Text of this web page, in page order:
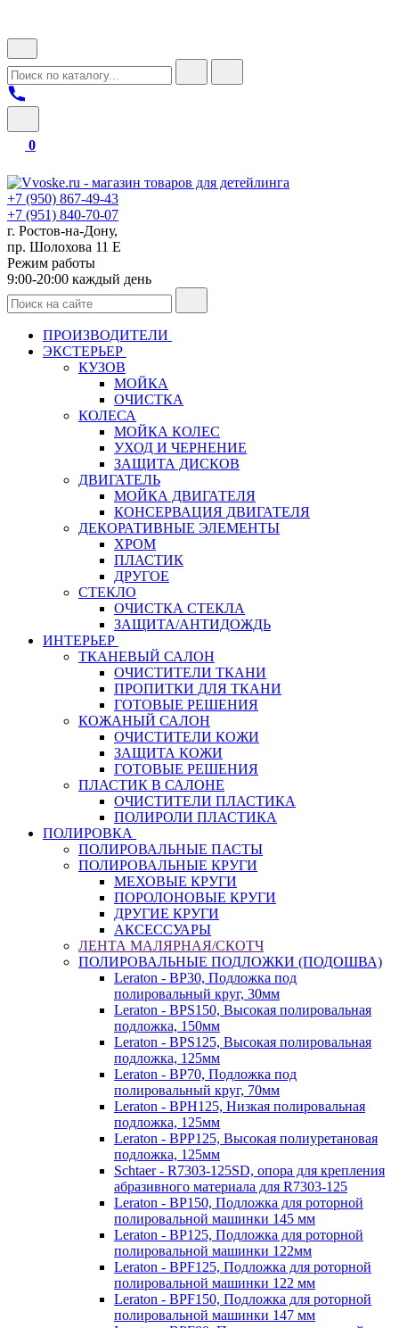
0
+7 (950) 867-49-43
+7 (951) 840-70-07
г. Ростов-на-Дону,
пр. Шолохова 11 Е
Режим работы
9:00-20:00 каждый день
ПРОИЗВОДИТЕЛИ
ЭКСТЕРЬЕР
КУЗОВ
МОЙКА
ОЧИСТКА
КОЛЕСА
МОЙКА КОЛЕС
УХОД И ЧЕРНЕНИЕ
ЗАЩИТА ДИСКОВ
ДВИГАТЕЛЬ
МОЙКА ДВИГАТЕЛЯ
КОНСЕРВАЦИЯ ДВИГАТЕЛЯ
ДЕКОРАТИВНЫЕ ЭЛЕМЕНТЫ
ХРОМ
ПЛАСТИК
ДРУГОЕ
СТЕКЛО
ОЧИСТКА СТЕКЛА
ЗАЩИТА/АНТИДОЖДЬ
ИНТЕРЬЕР
ТКАНЕВЫЙ САЛОН
ОЧИСТИТЕЛИ ТКАНИ
ПРОПИТКИ ДЛЯ ТКАНИ
ГОТОВЫЕ РЕШЕНИЯ
КОЖАНЫЙ САЛОН
ОЧИСТИТЕЛИ КОЖИ
ЗАЩИТА КОЖИ
ГОТОВЫЕ РЕШЕНИЯ
ПЛАСТИК В САЛОНЕ
ОЧИСТИТЕЛИ ПЛАСТИКА
ПОЛИРОЛИ ПЛАСТИКА
ПОЛИРОВКА
ПОЛИРОВАЛЬНЫЕ ПАСТЫ
ПОЛИРОВАЛЬНЫЕ КРУГИ
МЕХОВЫЕ КРУГИ
ПОРОЛОНОВЫЕ КРУГИ
ДРУГИЕ КРУГИ
АКСЕССУАРЫ
ЛЕНТА МАЛЯРНАЯ/СКОТЧ
ПОЛИРОВАЛЬНЫЕ ПОДЛОЖКИ (ПОДОШВА)
Leraton - BP30, Подложка под
полировальный круг, 30мм
Leraton - BPS150, Высокая полировальная
подложка, 150мм
Leraton - BPS125, Высокая полировальная
подложка, 125мм
Leraton - BP70, Подложка под
полировальный круг, 70мм
Leraton - BPH125, Низкая полировальная
подложка, 125мм
Leraton - BPP125, Высокая полиуретановая
подложка, 125мм
Schtaer - R7303-125SD, опора для крепления
абразивного материала для R7303-125
Leraton - BP150, Подложка для роторной
полировальной машинки 145 мм
Leraton - BP125, Подложка для роторной
полировальной машинки 122мм
Leraton - BPF125, Подложка для роторной
полировальной машинки 122 мм
Leraton - BPF150, Подложка для роторной
полировальной машинки 147 мм